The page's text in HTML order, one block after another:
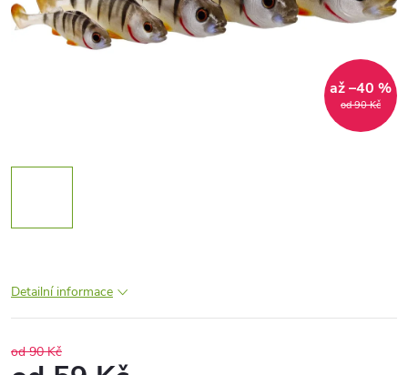
od 90 Kč
až –40 %
Detailní informace
od 90 Kč